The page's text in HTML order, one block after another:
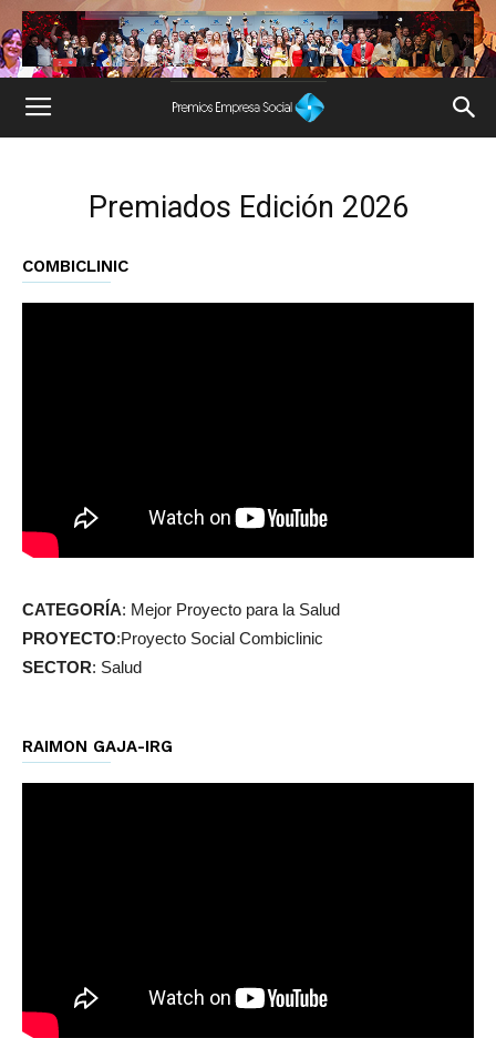
Premiados Edición 2026
COMBICLINIC
CATEGORÍA: Mejor Proyecto para la Salud
PROYECTO:Proyecto Social Combiclinic
SECTOR: Salud
RAIMON GAJA-IRG